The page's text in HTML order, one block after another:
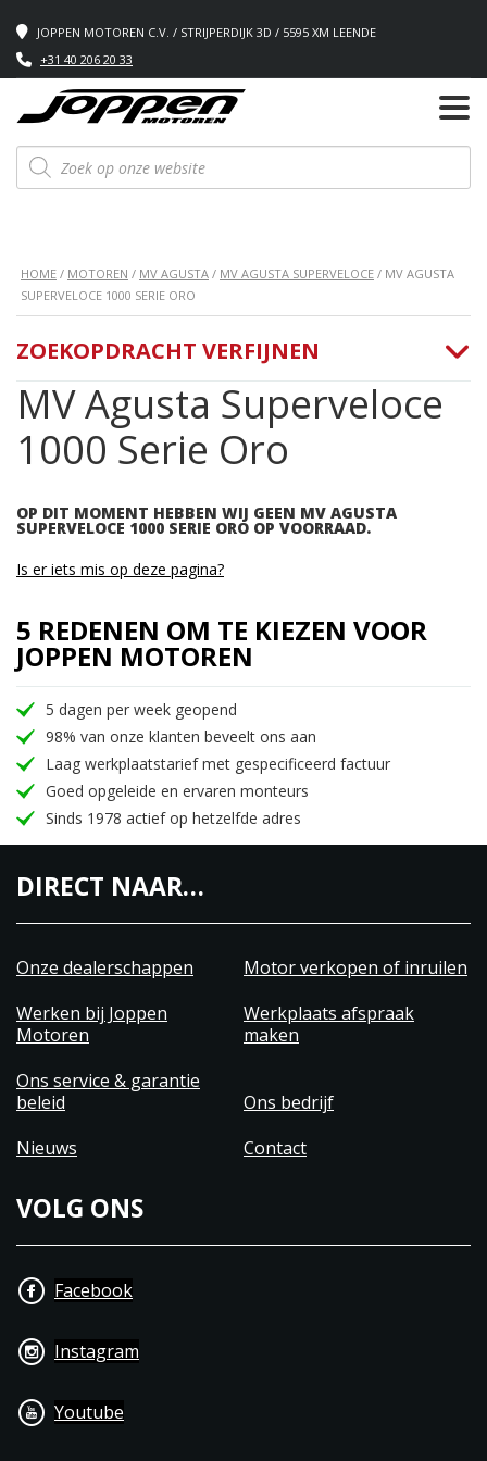
JOPPEN MOTOREN C.V. / STRIJPERDIJK 3D / 5595 XM LEENDE
+31 40 206 20 33
Producten
zoeken
HOME / MOTOREN / MV AGUSTA / MV AGUSTA SUPERVELOCE / MV AGUSTA
SUPERVELOCE 1000 SERIE ORO
MV Agusta Superveloce
1000 Serie Oro
OP DIT MOMENT HEBBEN WIJ GEEN MV AGUSTA
SUPERVELOCE 1000 SERIE ORO OP VOORRAAD.
ZOEKOPDRACHT VERFIJNEN
Is er iets mis op deze pagina?
5 REDENEN OM TE KIEZEN VOOR
JOPPEN MOTOREN
5 dagen per week geopend
98% van onze klanten beveelt ons aan
Laag werkplaatstarief met gespecificeerd factuur
Goed opgeleide en ervaren monteurs
Sinds 1978 actief op hetzelfde adres
DIRECT NAAR…
Onze dealerschappen
Motor verkopen of inruilen
Werken bij Joppen
Motoren
Werkplaats afspraak
maken
Ons service & garantie
beleid
Ons bedrijf
Nieuws
Contact
VOLG ONS
Facebook
Instagram
Youtube